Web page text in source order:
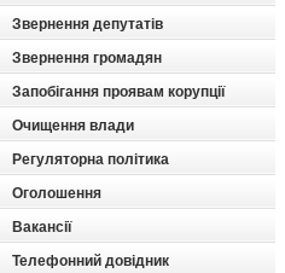
Звернення депутатів
Звернення громадян
Запобігання проявам корупції
Очищення влади
Регуляторна політика
Оголошення
Вакансії
Телефонний довідник